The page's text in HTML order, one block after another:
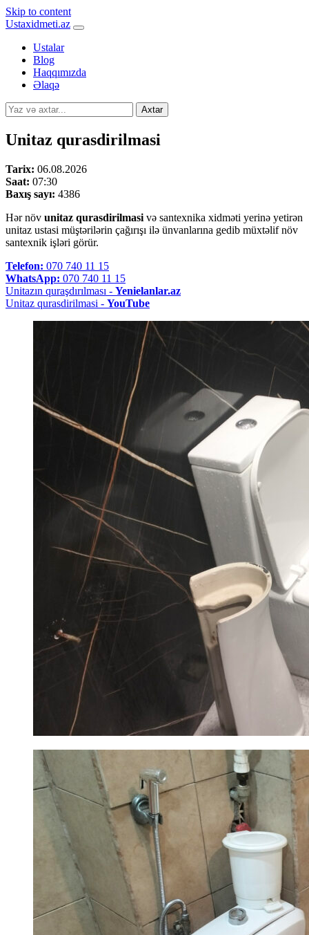
Skip to content
Ustaxidmeti.az
Ustalar
Blog
Haqqımızda
Əlaqə
Axtar
Unitaz qurasdirilmasi
Tarix: 06.08.2026
Saat: 07:30
Baxış sayı: 4386
Hər növ unitaz qurasdirilmasi və santexnika xidməti yerinə yetirən
unitaz ustasi müştərilərin çağırışı ilə ünvanlarına gedib müxtəlif növ
santexnik işləri görür.
Telefon: 070 740 11 15
WhatsApp: 070 740 11 15
Unitazın quraşdırılması - Yenielanlar.az
Unitaz qurasdirilmasi - YouTube